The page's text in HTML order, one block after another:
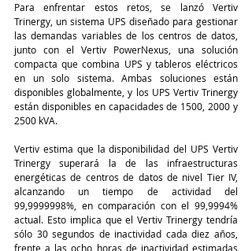
Para enfrentar estos retos, se lanzó Vertiv
Trinergy, un sistema UPS diseñado para gestionar
las demandas variables de los centros de datos,
junto con el Vertiv PowerNexus, una solución
compacta que combina UPS y tableros eléctricos
en un solo sistema. Ambas soluciones están
disponibles globalmente, y los UPS Vertiv Trinergy
están disponibles en capacidades de 1500, 2000 y
2500 kVA.
Vertiv estima que la disponibilidad del UPS Vertiv
Trinergy superará la de las infraestructuras
energéticas de centros de datos de nivel Tier IV,
alcanzando un tiempo de actividad del
99,9999998%, en comparación con el 99,9994%
actual. Esto implica que el Vertiv Trinergy tendría
sólo 30 segundos de inactividad cada diez años,
frente a las ocho horas de inactividad estimadas